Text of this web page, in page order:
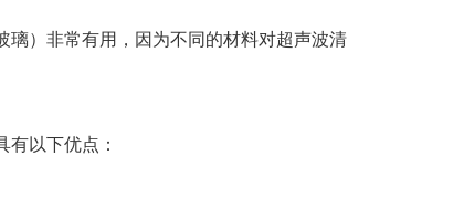
璃）非常有用，因为不同的材料对超声波清
以下优点：